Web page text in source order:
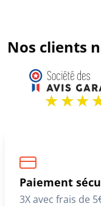
Nos clients
Paiement
3X avec frais de